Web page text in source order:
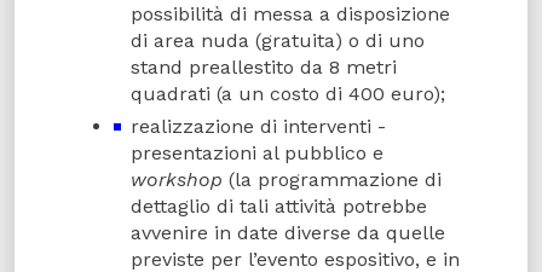
possibilità di messa a disposizione
di area nuda (gratuita) o di uno
stand preallestito da 8 metri
quadrati (a un costo di 400 euro);
realizzazione di interventi -
presentazioni al pubblico e
workshop (la programmazione di
dettaglio di tali attività potrebbe
avvenire in date diverse da quelle
previste per l’evento espositivo, e in